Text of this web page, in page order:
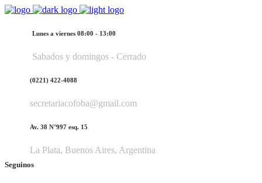
Lunes a viernes 08:00 - 13:00
Sabados y domingos - Cerrado
(0221) 422-4088
secretariacofoba@gmail.com
Av. 38 N°997 esq. 15
La Plata, Buenos Aires, Argentina
Seguinos